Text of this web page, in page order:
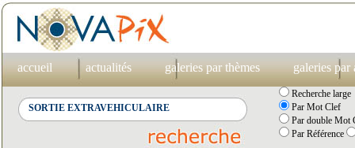
accueil actualités galeries par thèmes galeries par
Recherche large
Par Mot Clef
Par double Mot
Par Référence